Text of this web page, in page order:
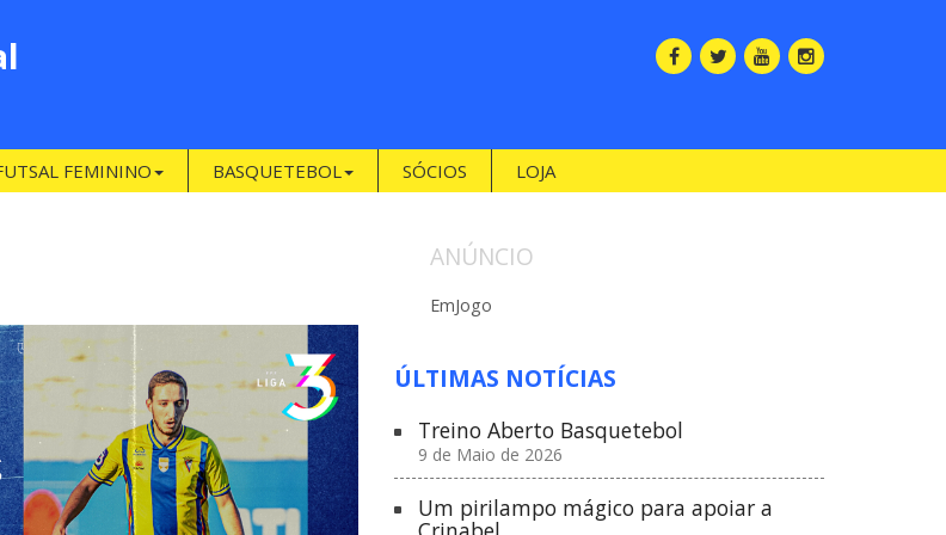
FEMININO BASQUETEBOL SÓCIOS LOJA
ANÚNCIO
EmJogo
ÚLTIMAS NOTÍCIAS
Treino Aberto Basquetebol
9 de Maio de 2026
Um pirilampo mágico para apoiar a